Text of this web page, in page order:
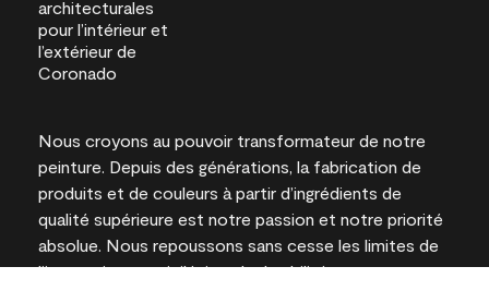
Nous croyons au pouvoir transformateur de notre
peinture. Depuis des générations, la fabrication de
produits et de couleurs à partir d’ingrédients de
qualité supérieure est notre passion et notre priorité
absolue. Nous repoussons sans cesse les limites de
l’innovation et privilégions la durabilité pour